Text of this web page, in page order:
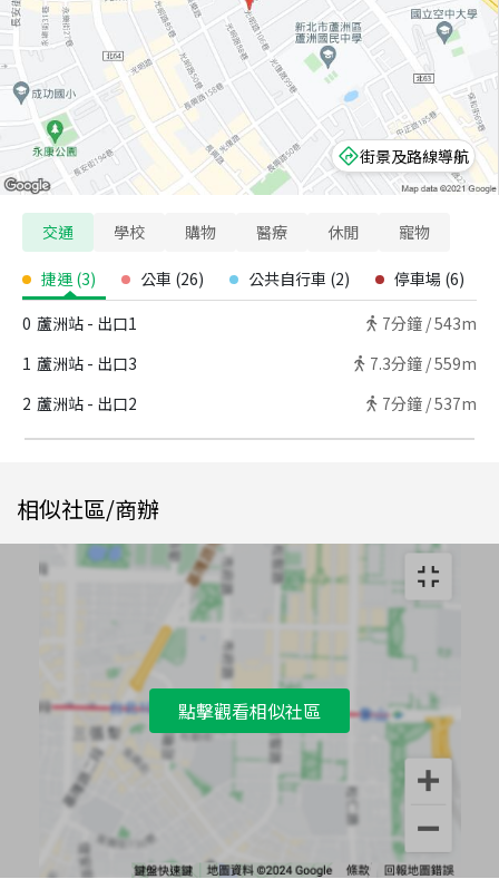
街景及路線導航
交通 學校 購物 醫療 休閒 寵物
捷運 (3) 公車 (26) 公共自行車 (2) 停車場 (6)
0 蘆洲站 - 出口1 7分鐘 /543m
1 蘆洲站 - 出口3 7.3分鐘 /559m
2 蘆洲站 - 出口2 7分鐘 /537m
相似社區/商辦
點擊觀看相似社區